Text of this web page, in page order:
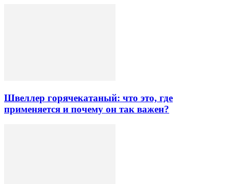
Швеллер горячекатаный: что это, где
применяется и почему он так важен?